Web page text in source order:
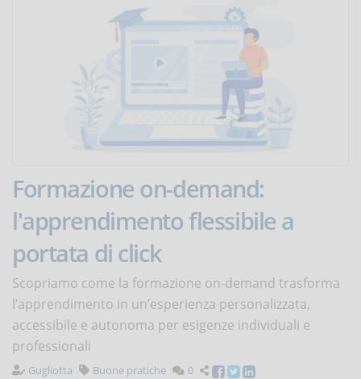
Formazione on-demand:
l'apprendimento flessibile a
portata di click
Scopriamo come la formazione on-demand trasforma
l’apprendimento in un’esperienza personalizzata,
accessibile e autonoma per esigenze individuali e
professionali
Gugliotta Buone pratiche 0